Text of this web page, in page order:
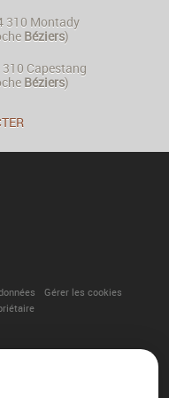
310 Montady
Béziers)
310 Capestang
Béziers)
Gérer les cookies